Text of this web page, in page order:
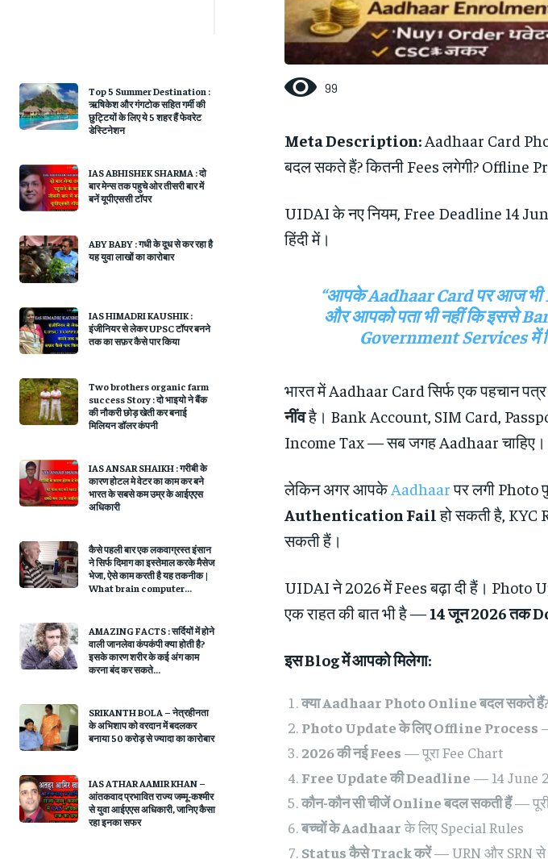
Top 5 Summer Destination :
ऋषिकेश और गंगटोक सहित ग​र्मी की
छुट्टियों के लिए ये 5 शहर हैं फेवरेट
डेस्टिनेशन
IAS ABHISHEK SHARMA : दो
बार मेन्स तक पहुचे ओर तीसरी बार में
बनें यूपीएससी टॉपर
ABY BABY : गधी के दूध से कर रहा है
यह युवा लाखों का कारोबार
IAS HIMADRI KAUSHIK :
इंजीनियर से लेकर UPSC टॉपर बनने
तक का सफ़र कैसे पार किया
Two brothers organic farm
success Story : दो भाइयो ने बैंक
की नौकरी छोड़ खेती कर बनाई
मिलियन डॉलर कंपनी
IAS ANSAR SHAIKH : गरीबी के
कारण होटल मे वेटर का काम कर बने
भारत के सबसे कम उम्र के आईएएस
अधिकारी
कैसे पहली बार एक लकवाग्रस्‍त इंसान
ने सिर्फ दिमाग का इस्‍तेमाल करके मैसेज
भेजा, ऐसे काम करती है यह तकनीक |
What brain computer...
AMAZING FACTS : सर्दियों में होने
वाली जानलेवा कंपकंपी क्‍या होती है?
इसके कारण शरीर के कई अंग काम
करना बंद कर सकते...
SRIKANTH BOLA – नेत्रहीनता
के अभिशाप को वरदान में बदलकर
बनाया 50 करोड़ से ज्यादा का कारोबार
IAS ATHAR AAMIR KHAN –
आंतकवाद प्रभावित राज्य जम्मू-कश्मीर
से युवा आईएएस अधिकारी, जानिए कैसा
रहा इनका सफर
99
Meta Description:Aadhaar Card
बदल सकते हैं? कितनी Fees लगेगी? Offline
UIDAI के नए नियम, Free Deadline 14
हिंदी में।
“आपके Aadhaar Card पर आज भी
और आपको पता भी नहीं कि इससे
Government Services में
भारत में Aadhaar Card सिर्फ एक पहचान
नींवहै। Bank Account, SIM Card,
Income Tax — सब जगह Aadhaar चाहिए।
लेकिन अगर आपकेAadhaarपर लगी Photo
Authentication Failहो सकती है,
सकती हैं।
UIDAI ने 2026 में Fees बढ़ा दी हैं। Photo
एक राहत की बात भी है — 14 जून 2026 तक
इस Blog में आपको मिलेगा:
क्या Aadhaar Photo Online बदल सकते
Photo Update के लिए Offline Process
2026 की नई Fees — पूरा Fee Chart
Free Update की Deadline — 14 June
कौन-कौन सी चीजें Online बदल सकती हैं—
बच्चों के Aadhaar के लिए Special Rules
Status कैसे Track करें— URN और SRN से